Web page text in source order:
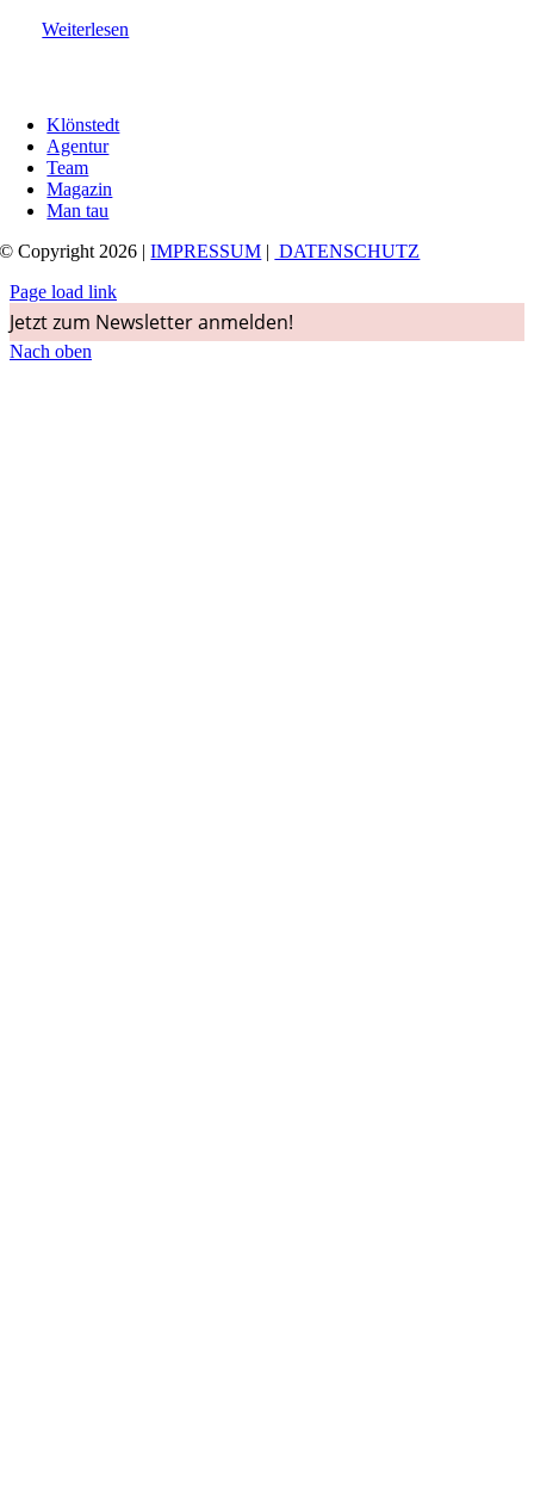
Weiterlesen
Klönstedt
Agentur
Team
Magazin
Man tau
© Copyright 2026 |IMPRESSUM | DATENSCHUTZ
Page load link
Jetzt zum Newsletter anmelden!
Nach oben